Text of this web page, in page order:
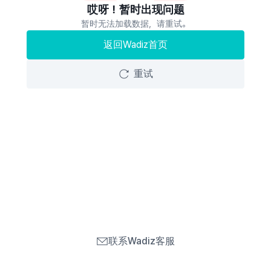
哎呀！暂时出现问题
暂时无法加载数据，请重试。
返回Wadiz首页
重试
联系Wadiz客服